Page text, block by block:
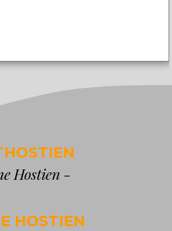
Hostien -
HOSTIEN